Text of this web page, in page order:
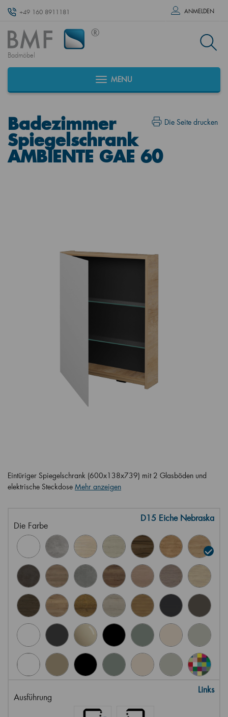
+49 160 8911181 ANMELDEN
Badmöbel
MENU
Die Seite drucken
Badezimmer
Spiegelschrank
AMBIENTE GAE 60
Eintüriger Spiegelschrank (600x138x739) mit 2 Glasböden und
elektrische Steckdose Mehr anzeigen
Die Farbe
D15 Eiche Nebraska
Ausführung
Links